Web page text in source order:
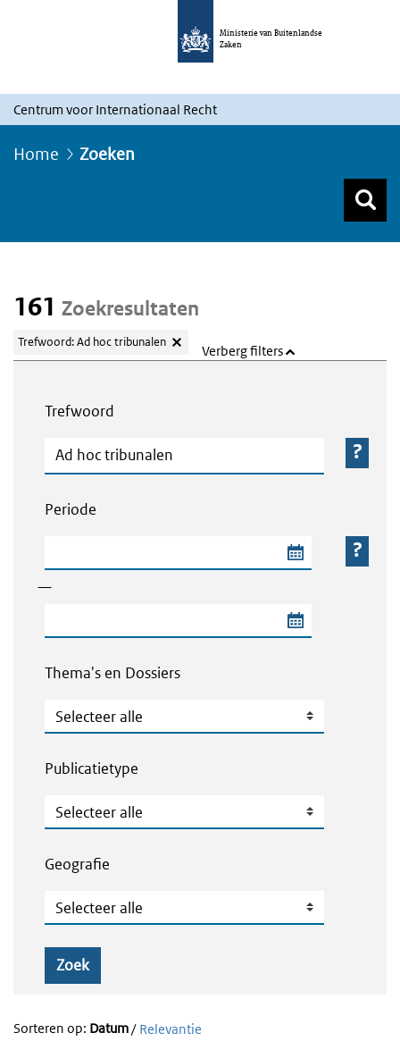
Ministerie van Buitenlandse
Zaken
Centrum voor Internationaal Recht
Home Zoeken
161 Zoekresultaten
Trefwoord: Ad hoc tribunalen
Verberg filters
Trefwoord
Trefwoord
Periode
—
Thema's en Dossiers
Thema's en Dossiers
Publicatietype
Publicatietype
Geografie
Geografie
Zoek
Sorteren op: Datum/ Relevantie